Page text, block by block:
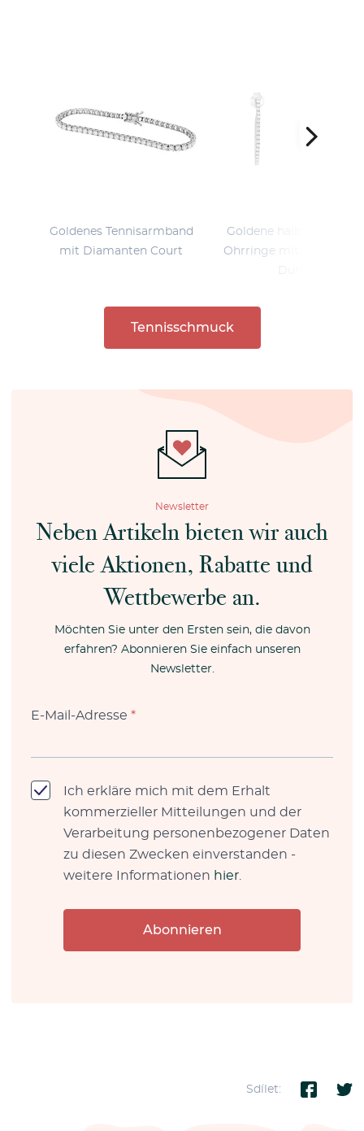
Goldenes Tennisarmband
mit Diamanten Court
Goldene halbrunde Flexi
Ohrringe mit
Dunst
Tennisschmuck
Newsletter
Neben Artikeln bieten wir auch
viele Aktionen, Rabatte und
Wettbewerbe an.
Möchten Sie unter den Ersten sein, die davon
erfahren? Abonnieren Sie einfach unseren
Newsletter.
E-Mail-Adresse *
Ich erkläre mich mit dem Erhalt
kommerzieller Mitteilungen und der
Verarbeitung personenbezogener Daten
zu diesen Zwecken einverstanden -
weitere Informationen hier
Abonnieren
Sdílet: